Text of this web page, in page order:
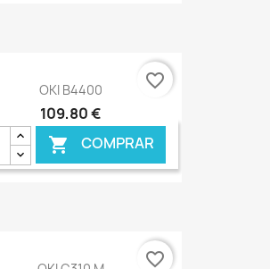
OKI B4400
109,80 €
 COMPRAR
€ ONLINE
favorite_border
favorite_border